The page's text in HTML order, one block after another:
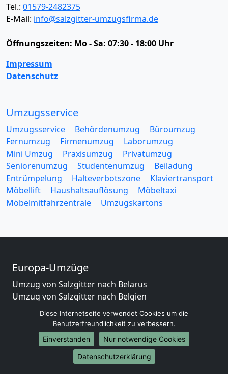
Tel.: 01579-2482375
E-Mail: info@salzgitter-umzugsfirma.de
Öffnungszeiten: Mo - Sa: 07:30 - 18:00 Uhr
Impressum
Datenschutz
Umzugsservice
Umzugsservice Behördenumzug
Büroumzug
Fernumzug
Firmenumzug
Laborumzug
Mini Umzug
Praxisumzug
Privatumzug
Seniorenumzug
Studentenumzug
Beiladung
Entrümpelung
Halteverbotszone
Klaviertransport
Möbellift
Haushaltsauflösung
Möbeltaxi
Möbelmitfahrzentrale
Umzugskartons
Europa-Umzüge
Umzug von Salzgitter nach Belarus
Umzug von Salzgitter nach Belgien
Umzug von Salzgitter nach Bulgarien
Umzug von Salzgitter nach Dänemark
Umzug von Salzgitter nach England
Umzug von Salzgitter nach Portugal
Umzug von Salzgitter nach Bosnien
Diese Internetseite verwendet Cookies um die
Benutzerfreundlichkeit zu verbessern.
Einverstanden
Nur notwendige Cookies
Datenschutzerklärung